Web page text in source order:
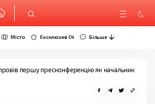
Місто Ексклюзив C4 Більше
першу пресконференцію як начальник